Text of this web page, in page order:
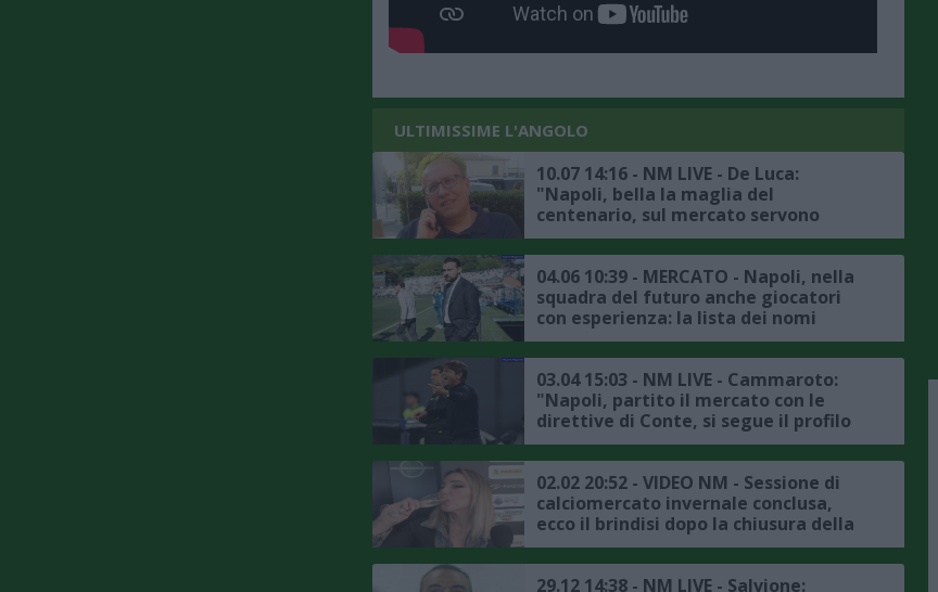
ULTIMISSIME L'ANGOLO
10.07 14:16 - NM LIVE - De Luca:
"Napoli, bella la maglia del
centenario, sul mercato servono
interventi, Lukaku calciatore esperto,
non puoi rinunciare a lui a cuor
leggero"
04.06 10:39 - MERCATO - Napoli, nella
squadra del futuro anche giocatori
con esperienza: la lista dei nomi
03.04 15:03 - NM LIVE - Cammaroto:
"Napoli, partito il mercato con le
direttive di Conte, si segue il profilo
di Orsolini, ecco le ultime"
02.02 20:52 - VIDEO NM - Sessione di
calciomercato invernale conclusa,
ecco il brindisi dopo la chiusura della
porta all’Hotel Sheraton di Milano
29.12 14:38 - NM LIVE - Salvione: